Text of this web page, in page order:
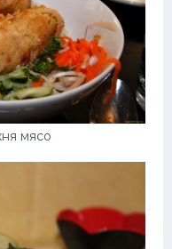
мясо